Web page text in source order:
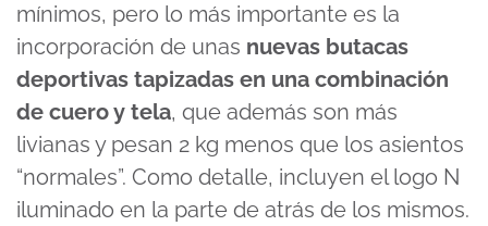
mínimos, pero lo más importante es la
incorporación de unas nuevas butacas
deportivas tapizadas en una combinación
de cuero y tela, que además son más
livianas y pesan 2 kg menos que los asientos
“normales”. Como detalle, incluyen el logo N
iluminado en la parte de atrás de los mismos.